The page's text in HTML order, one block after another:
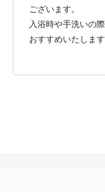
ございます。
入浴時や手洗いの
おすすめいたします